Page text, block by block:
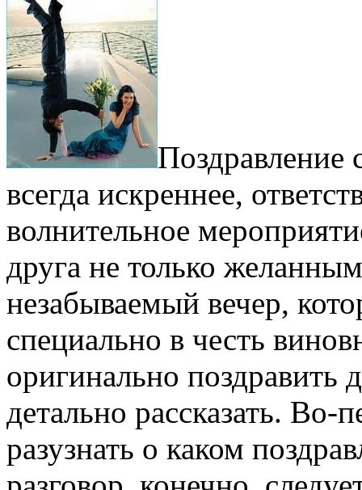
Поздравление
всегда искреннее,
волнительное
друга не только
незабываемый вечер,
специально в честь
оригинально поздравить
детально рассказать. Во-
разузнать о каком